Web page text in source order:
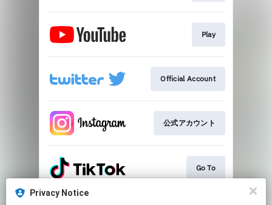
Play
Official Account
公式アカウント
Go To
Privacy Notice